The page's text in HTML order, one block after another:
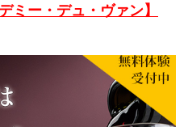
ミー・デュ・ヴァン】